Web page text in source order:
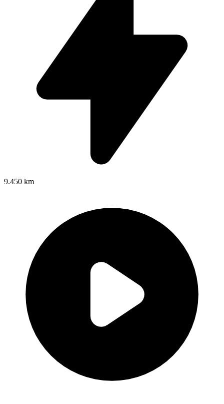
9.450 km